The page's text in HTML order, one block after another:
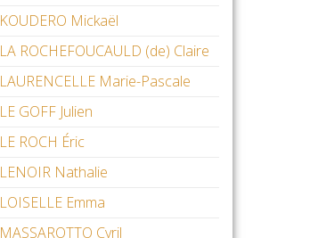
KOUDERO Mickaël
LA ROCHEFOUCAULD (de) Claire
LAURENCELLE Marie-Pascale
LE GOFF Julien
LE ROCH Éric
LENOIR Nathalie
LOISELLE Emma
MASSAROTTO Cyril